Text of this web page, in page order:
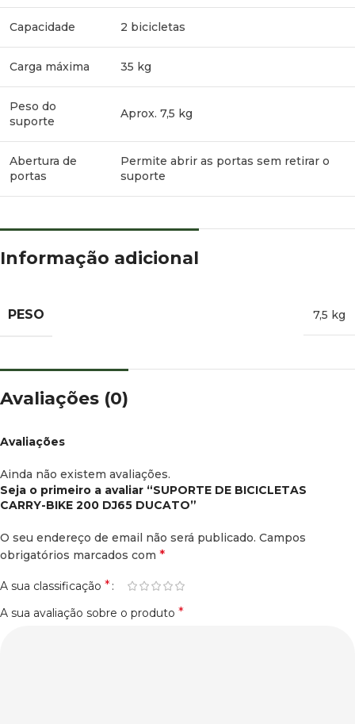
Capacidade 2 bicicletas
Carga máxima 35 kg
Peso do
suporte
Aprox. 7,5 kg
Abertura de
portas
Permite abrir as portas sem retirar o
suporte
Informação adicional
PESO 7,5 kg
Avaliações (0)
Avaliações
Ainda não existem avaliações.
Seja o primeiro a avaliar “SUPORTE DE BICICLETAS
CARRY-BIKE 200 DJ65 DUCATO”
O seu endereço de email não será publicado. Campos
obrigatórios marcados com *
A sua classificação *
A sua avaliação sobre o produto *